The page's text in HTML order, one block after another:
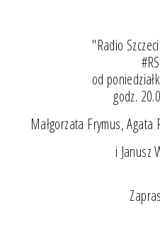
"Radio
od
godz.
Małgorzata Frymus, Agata
i Janusz